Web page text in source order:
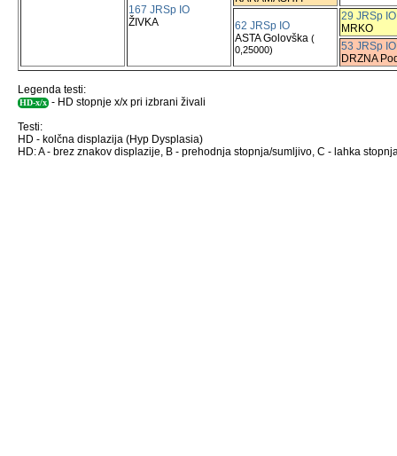
167 JRSp IO
ŽIVKA
62 JRSp IO
ASTA Golovška (
0,25000)
29 JRSp
MRKO
53 JRSp IO
DRZNA
Legenda testi:
HD-x/x - HD stopnje x/x pri izbrani živali
Testi:
HD - kolčna displazija (Hyp Dysplasia)
HD: A - brez znakov displazije, B - prehodnja stopnja/sumljivo, C - lahka